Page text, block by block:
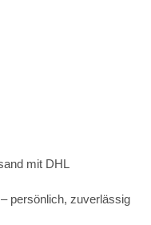
mit DHL
persönlich, zuverlässig